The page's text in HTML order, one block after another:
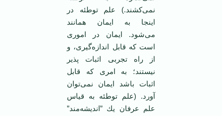
نمی‌كشند.) علم توطئه در
اینجا به ایمان همانند
می‌‏شود. ایمان در اموری
است كه قابل اندازه‌گیری، و
از راه تجربی اثبات پذیر
نیستند؛ به امری كه قابل
‏اثبات باشد ایمان نمی‌توان
آورد. (علم توطئه به قیاس
علم عرفان یك ”اندیشه‌مند”